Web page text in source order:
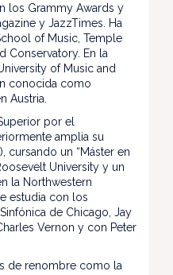
los Grammy Awards y
y JazzTimes. Ha
of Music, Temple
Conservatory. En la
of Music and
conocida como
Austria.
por el
amplia su
cursando un “Máster en
University y un
la Northwestern
estudia con los
de Chicago, Jay
Vernon y con Peter
de renombre como la